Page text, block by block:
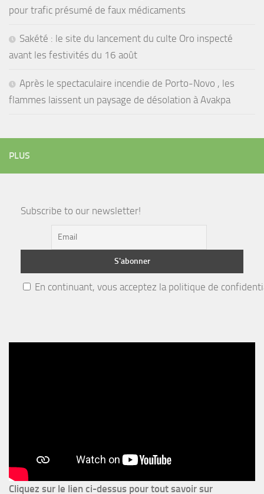
pour trafic présumé de faux médicaments
Sakété : le site du lancement du culte Oro inspecté
avant les festivités du 16 août
Après le spectaculaire incendie de Porto-Novo , les
flammes laissent un paysage de désolation à Avakpa
PLUS
Subscribe to our newsletter!
En continuant, vous acceptez la politique de
Cliquez sur le lien ci-dessus pour tout savoir sur